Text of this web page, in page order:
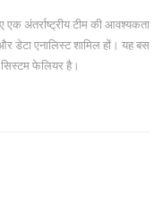
एक अंतर्राष्ट्रीय टीम की आवश्यकता
डेटा एनालिस्ट शामिल हों। यह बस
फेलियर है।